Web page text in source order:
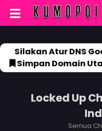
Silakan Atur DNS
Simpan Domain
Locked Up
Semua